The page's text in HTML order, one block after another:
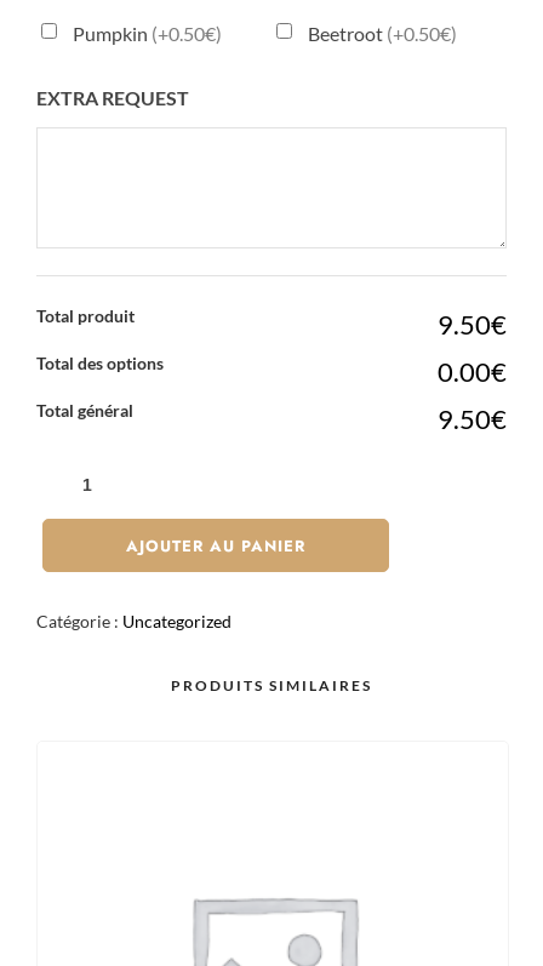
Pumpkin (+0.50€) Beetroot (+0.50€)
EXTRA REQUEST
Total produit 9.50€
Total des options 0.00€
Total général 9.50€
VANILLE
AJOUTER AU PANIER
Catégorie : Uncategorized
PRODUITS SIMILAIRES